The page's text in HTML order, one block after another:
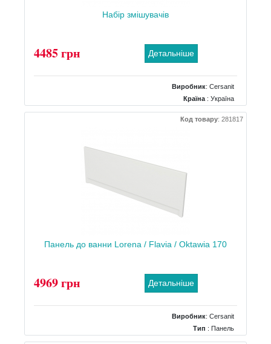
Набір змішувачів
4485 грн Детальніше
Виробник: Cersanit
Країна : Україна
Комплектація: тримач для душу, душовий шланг, лійка,
змішувач для ванни, змішувач для раковини
Код товару: 281817
Панель до ванни Lorena / Flavia / Oktawia 170
4969 грн Детальніше
Виробник: Cersanit
Тип : Панель
Форма панелі: Фронтальна прямокутна